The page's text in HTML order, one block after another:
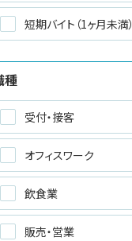
短期バイト（1ヶ月未満）
種
受付・接客
オフィスワーク
飲食業
販売・営業